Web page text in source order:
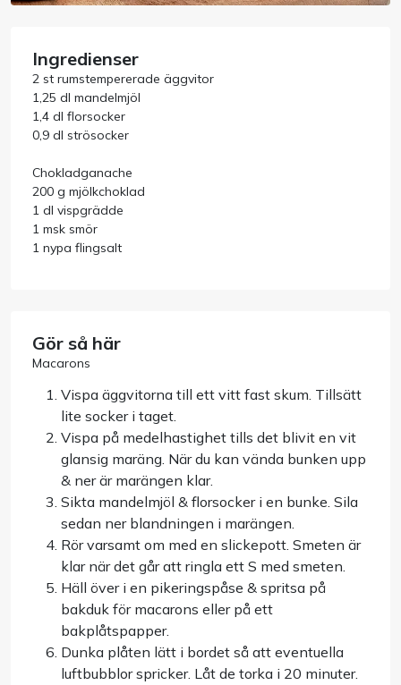
Varumärken
Outlet
Om Bakers
Kundtjänst
Ingredienser
2 st rumstempererade äggvitor
1,25 dl mandelmjöl
1,4 dl florsocker
0,9 dl strösocker
Chokladganache
200 g mjölkchoklad
1 dl vispgrädde
1 msk smör
1 nypa flingsalt
Gör så här
Macarons
Vispa äggvitorna till ett vitt fast skum. Tillsätt
lite socker i taget.
Vispa på medelhastighet tills det blivit en vit
glansig maräng. När du kan vända bunken upp
& ner är marängen klar.
Sikta mandelmjöl & florsocker i en bunke. Sila
sedan ner blandningen i marängen.
Rör varsamt om med en slickepott. Smeten är
klar när det går att ringla ett S med smeten.
Häll över i en pikeringspåse & spritsa på
bakduk för macarons eller på ett
bakplåtspapper.
Dunka plåten lätt i bordet så att eventuella
luftbubblor spricker. Låt de torka i 20 minuter.